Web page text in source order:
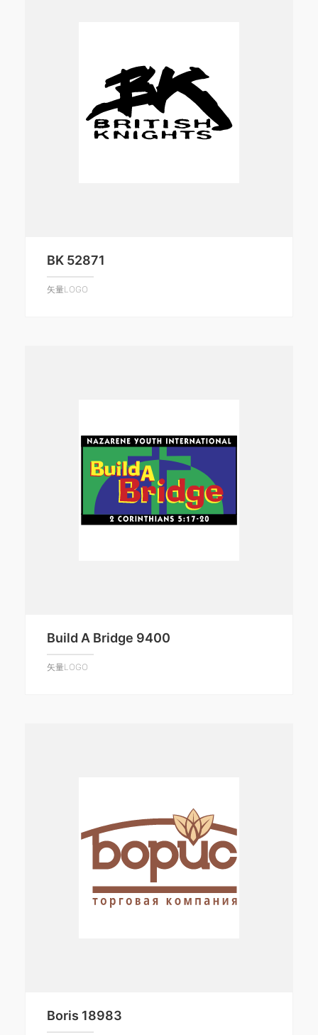
BK 52871
矢量LOGO
Build A Bridge 9400
矢量LOGO
Boris 18983